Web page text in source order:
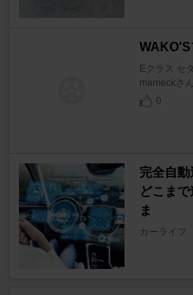
WAKO'S
Eクラス セ
mameckさん
0
完全自動
どこま
ま
カーライフ